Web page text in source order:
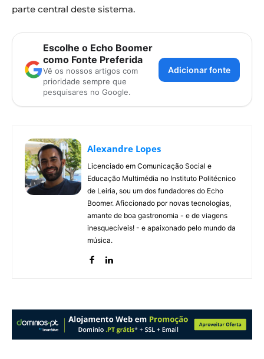
parte central deste sistema.
Escolhe o Echo Boomer
como Fonte Preferida
Vê os nossos artigos com
prioridade sempre que
pesquisares no Google.
Adicionar fonte
Alexandre Lopes
Licenciado em Comunicação Social e
Educação Multimédia no Instituto Politécnico
de Leiria, sou um dos fundadores do Echo
Boomer. Aficcionado por novas tecnologias,
amante de boa gastronomia - e de viagens
inesquecíveis! - e apaixonado pelo mundo da
música.